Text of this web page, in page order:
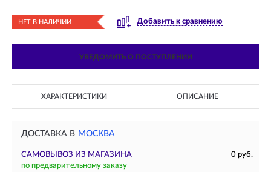
НЕТ В НАЛИЧИИ Добавить к сравнению
УВЕДОМИТЬ О ПОСТУПЛЕНИИ
ХАРАКТЕРИСТИКИ ОПИСАНИЕ
ДОСТАВКА В МОСКВА
САМОВЫВОЗ ИЗ МАГАЗИНА
0 руб.
по предварительному заказу